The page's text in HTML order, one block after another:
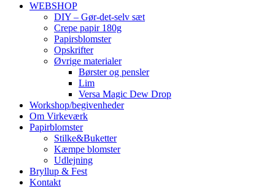
WEBSHOP
DIY – Gør-det-selv sæt
Crepe papir 180g
Papirsblomster
Opskrifter
Øvrige materialer
Børster og pensler
Lim
Versa Magic Dew Drop
Workshop/begivenheder
Om Virkeværk
Papirblomster
Stilke&Buketter
Kæmpe blomster
Udlejning
Bryllup & Fest
Kontakt